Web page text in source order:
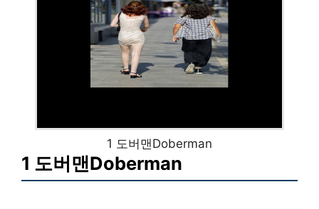
1 도버맨Doberman
1 도버맨Doberman